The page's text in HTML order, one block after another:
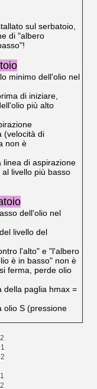
sul serbatoio,
di "albero
minimo dell'olio nel
di iniziare,
più alto
(velocità di
non è
linea di aspirazione
livello più basso
dell'olio nel
livello del
l'alto" e "l'albero
è in basso" non è
ferma, perde olio
della paglia hmax =
olio S (pressione